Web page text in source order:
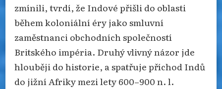
zmínili, tvrdí, že Indové přišli do oblasti
během koloniální éry jako smluvní
zaměstnanci obchodních společností
Britského impéria. Druhý vlivný názor jde
hlouběji do historie, a spatřuje příchod Indů
do jižní Afriky mezi lety 600–900 n. l.